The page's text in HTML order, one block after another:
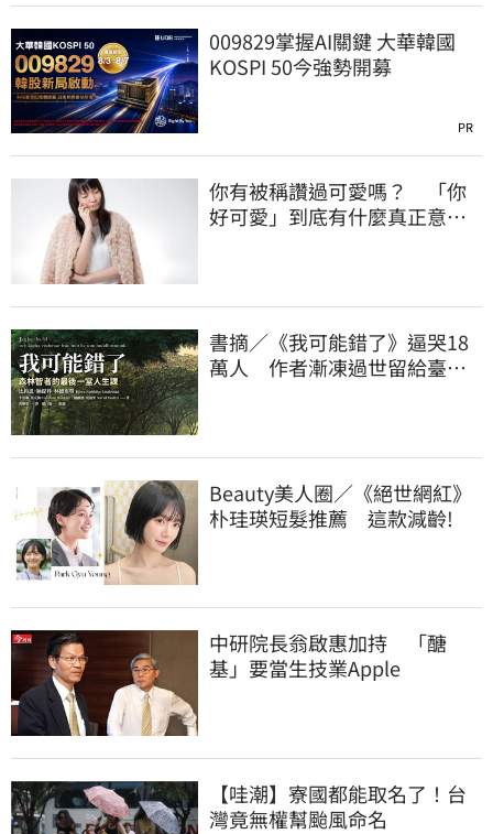
009829掌握AI關鍵 大華韓國
KOSPI 50今強勢開募
PR
你有被稱讚過可愛嗎？ 「你
好可愛」到底有什麼真正意
書摘／《我可能錯了》逼哭18
萬人 作者漸凍過世留給臺灣
Beauty美人圈／《絕世網紅》
朴珪瑛短髮推薦 這款減齡!
中研院長翁啟惠加持 「醣
基」要當生技業Apple
【哇潮】寮國都能取名了！台
灣竟無權幫颱風命名